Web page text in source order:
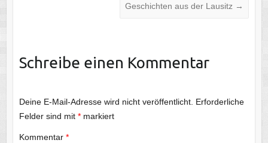
Geschichten aus der Lausitz →
Schreibe einen Kommentar
Deine E-Mail-Adresse wird nicht veröffentlicht. Erforderliche
Felder sind mit *markiert
Kommentar *